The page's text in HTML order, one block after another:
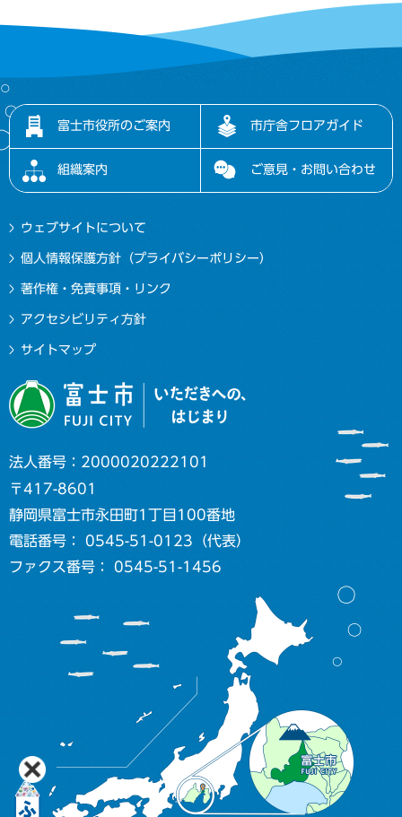
富士市役所のご案内 市庁舎フロアガイド
組織案内 ご意見・お問い合わせ
ウェブサイトについて
個人情報保護方針（プライバシーポリシー）
著作権・免責事項・リンク
アクセシビリティ方針
サイトマップ
法人番号：2000020222101
〒417-8601
静岡県富士市永田町1丁目100番地
電話番号： 0545-51-0123（代表）
ファクス番号： 0545-51-1456